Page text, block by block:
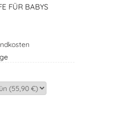
FÜR BABYS